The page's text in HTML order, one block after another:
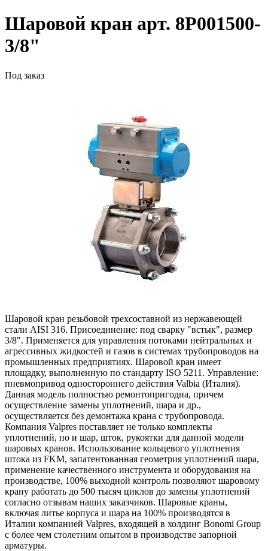
Шаровой кран арт. 8Р001500-
3/8"
Под заказ
Шаровой кран резьбовой трехсоставной из нержавеющей
стали AISI 316. Присоединение: под сварку "встык", размер
3/8". Применяется для управления потоками нейтральных и
агрессивных жидкостей и газов в системах трубопроводов на
промышленных предприятиях. Шаровой кран имеет
площадку, выполненную по стандарту ISO 5211. Управление:
пневмопривод одностороннего действия Valbia (Италия).
Данная модель полностью ремонтопригодна, причем
осуществление замены уплотнений, шара и др.,
осуществляется без демонтажа крана с трубопровода.
Компания Valpres поставляет не только комплекты
уплотнений, но и шар, шток, рукоятки для данной модели
шаровых кранов. Использование кольцевого уплотнения
штока из FKM, запатентованная геометрия уплотнений шара,
применение качественного инструмента и оборудования на
производстве, 100% выходной контроль позволяют шаровому
крану работать до 500 тысяч циклов до замены уплотнений
согласно отзывам наших заказчиков. Шаровые краны,
включая литье корпуса и шара на 100% производятся в
Италии компанией Valpres, входящей в холдинг Bonomi Group
с более чем столетним опытом в производстве запорной
арматуры.